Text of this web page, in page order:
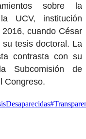
sobre la
UCV, institución
cuando César
tesis doctoral. La
contrasta con su
Subcomisión de
Congreso.